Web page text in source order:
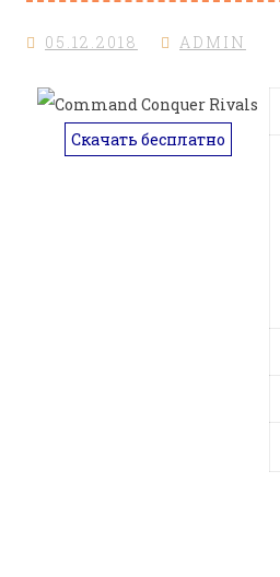
05.12.2018 ADMIN
Скачать бесплатно